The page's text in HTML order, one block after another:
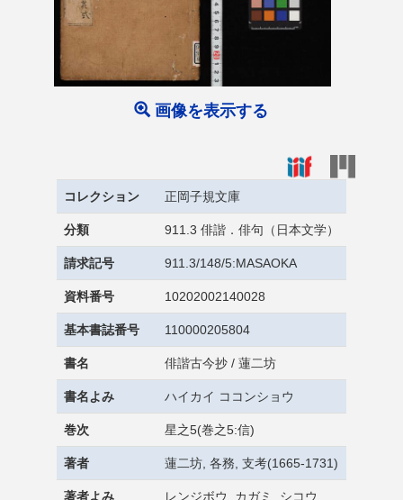
画像を表示する
コレクション 正岡子規文庫
分類 911.3 俳諧．俳句（日本文学）
請求記号 911.3/148/5:MASAOKA
資料番号 10202002140028
基本書誌番号 110000205804
書名 俳諧古今抄 / 蓮二坊
書名よみ ハイカイ ココンショウ
巻次 星之5(巻之5:信)
著者 蓮二坊, 各務, 支考(1665-1731)
著者よみ レンジボウ, カガミ, シコウ